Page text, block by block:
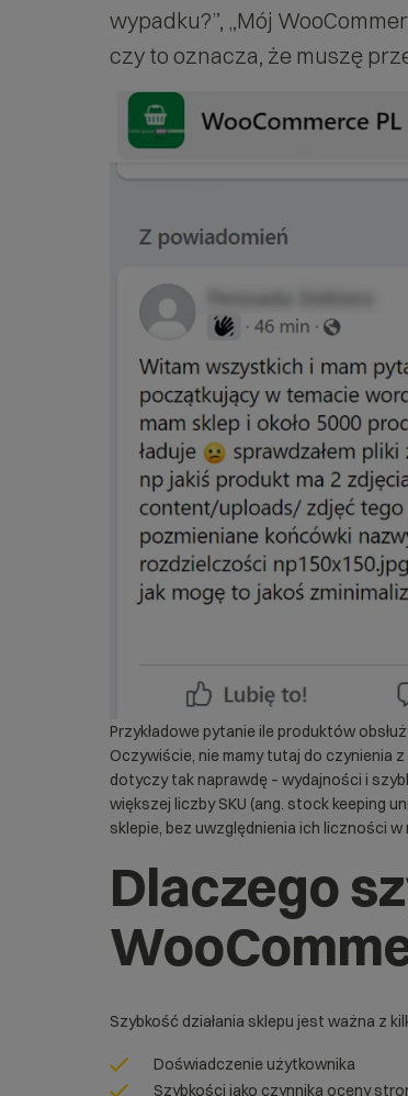
wypadku?”, „Mój
czy to oznacza, że muszę
Przykładowe pytanie ile produktów
Oczywiście, nie mamy tutaj do czynienia
dotyczy tak naprawdę – wydajności i
większej liczby SKU (ang. stock keeping
sklepie, bez uwzględnienia ich liczności w
Dlaczego
Szybkość działania sklepu jest ważna z
Doświadczenie użytkownika
Szybkości jako czynnika oceny